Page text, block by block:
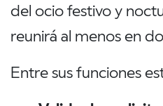
del ocio festivo y
reunirá al menos en
Entre sus funciones